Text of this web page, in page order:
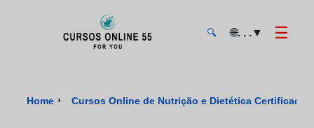
🔍 🌐. . .▼ ☰
Home › Cursos Online de Nutrição e Dietética Certificados